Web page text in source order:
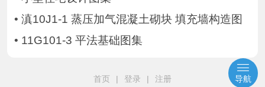
• 滇10J1-1 蒸压加气混凝土砌块 填充墙构造图
• 11G101-3 平法基础图集
首页 | 登录 | 注册 导航